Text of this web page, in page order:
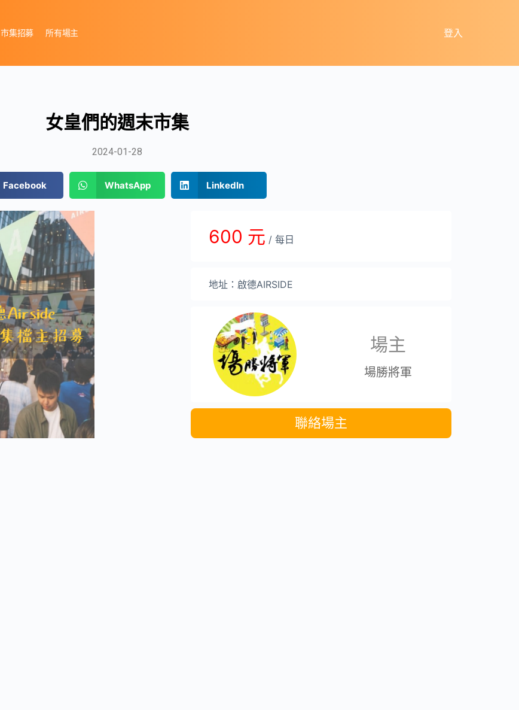
市集招募 所有場主 登入
女皇們的週末市集
2024-01-28
Facebook WhatsApp LinkedIn
600 元 / 每日
地址：啟德AIRSIDE
場主
場勝將軍
聯絡場主